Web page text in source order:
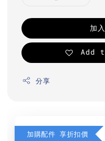
加
Add
分享
加購配件 享折扣價